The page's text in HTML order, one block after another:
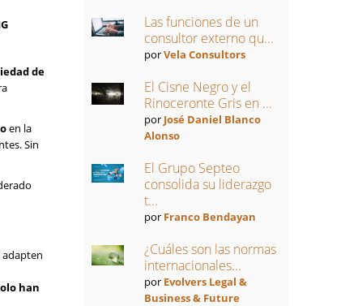
de
en la
Sin
adapten
han
Las funciones de un
consultor externo qu...
porVela Consultors
El Cisne Negro y el
Rinoceronte Gris en ...
por José Daniel Blanco
Alonso
El Grupo Septeo
consolida su liderazgo
t...
por Franco Bendayan
¿Cuáles son las normas
internacionales...
por Evolvers Legal &
Business & Future